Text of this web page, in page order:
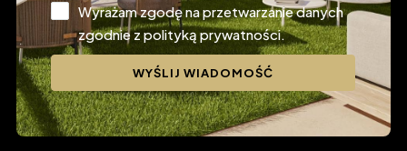
Wyrażam zgodę na przetwarzanie danych
zgodnie z polityką prywatności.
WYŚLIJ WIADOMOŚĆ